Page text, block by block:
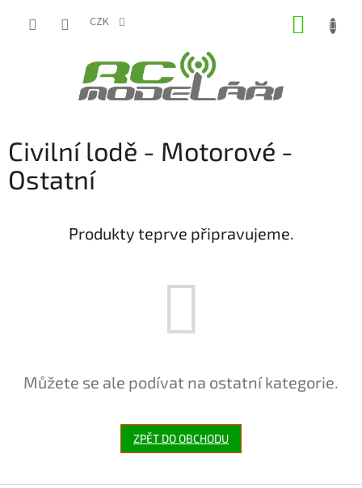
CZK
Civilní lodě - Motorové -
Ostatní
Produkty teprve připravujeme.
Můžete se ale podívat na ostatní kategorie.
ZPĚT DO OBCHODU